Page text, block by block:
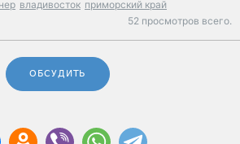
владивосток приморский край
52 просмотров всего.
ОБСУДИТЬ